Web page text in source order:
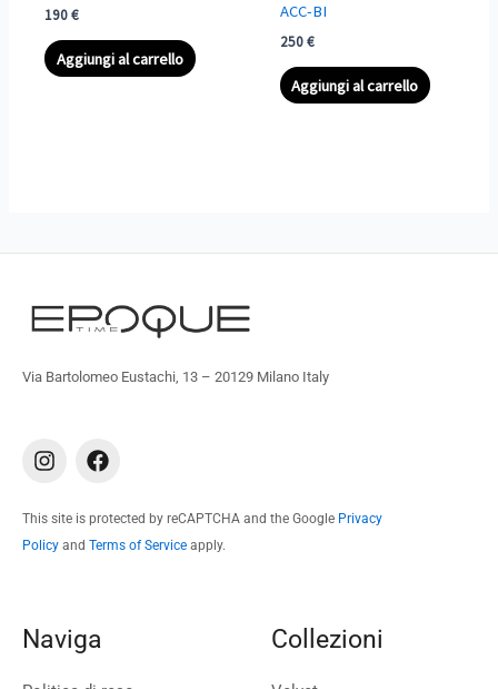
190€
Aggiungi al carrello
ACC-BI
250€
Aggiungi al carrello
Via Bartolomeo Eustachi, 13 – 20129 Milano Italy
I
n
t
a
g
F
a
e
b
o
This site is protected by reCAPTCHA and the Google Privacy
Policy and Terms of Service apply.
Naviga Collezioni